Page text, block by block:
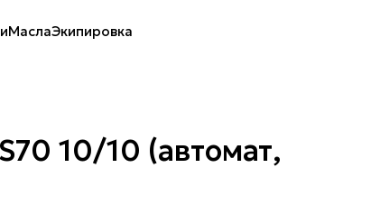
МаслаЭкипировка
10/10 (автомат,